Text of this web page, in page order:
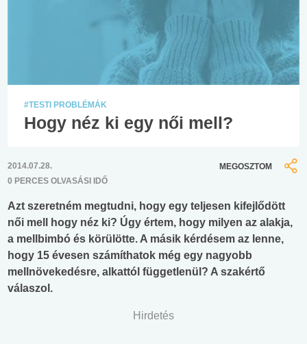
#TESTI PROBLÉMÁK
Hogy néz ki egy női mell?
2014.07.28.
0 PERCES OLVASÁSI IDŐ
MEGOSZTOM
Azt szeretném megtudni, hogy egy teljesen kifejlődött
női mell hogy néz ki? Úgy értem, hogy milyen az alakja,
a mellbimbó és körülötte. A másik kérdésem az lenne,
hogy 15 évesen számíthatok még egy nagyobb
mellnövekedésre, alkattól függetlenül? A szakértő
válaszol.
Hirdetés